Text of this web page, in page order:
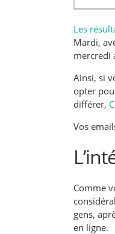
Les
Mardi,
mercredi
Ainsi, si
opter
différer,
Vos
Comme
gens,
en ligne.